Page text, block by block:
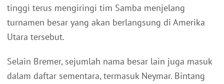
tinggi terus mengiringi tim Samba menjelang
turnamen besar yang akan berlangsung di Amerika
Utara tersebut.
Selain Bremer, sejumlah nama besar lain juga masuk
dalam daftar sementara, termasuk Neymar. Bintang